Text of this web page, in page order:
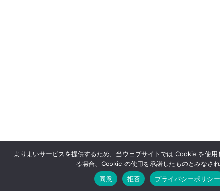
よりよいサービスを提供するため、当ウェブサイトでは Cookie を使
る場合、Cookie の使用を承諾したものとみなさ
同意
拒否 プライバシーポリシー